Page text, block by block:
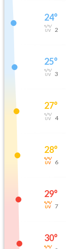
24°
2
25°
3
27°
4
28°
6
29°
7
30°